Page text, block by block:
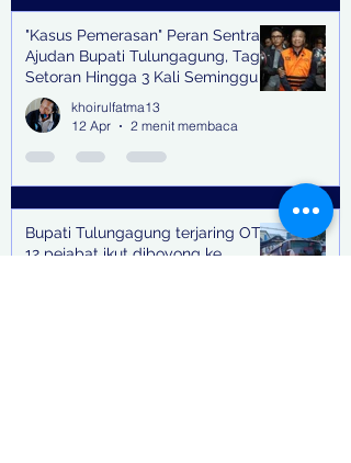
"Kasus Pemerasan" Peran Sentral
Ajudan Bupati Tulungagung, Tagih
Setoran Hingga 3 Kali Seminggu
khoirulfatma13
12 Apr
2 menit membaca
Bupati Tulungagung terjaring OTT,
12 pejabat ikut diboyong ke